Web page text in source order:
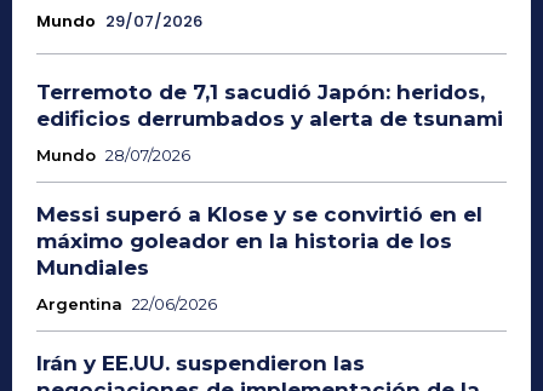
Mundo 29/07/2026
Terremoto de 7,1 sacudió Japón: heridos,
edificios derrumbados y alerta de tsunami
Mundo 28/07/2026
Messi superó a Klose y se convirtió en el
máximo goleador en la historia de los
Mundiales
Argentina 22/06/2026
Irán y EE.UU. suspendieron las